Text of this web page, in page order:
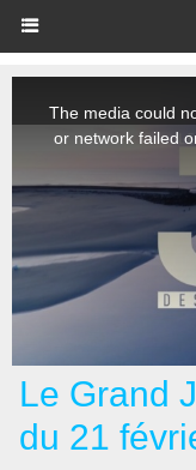
Le Grand
du 21